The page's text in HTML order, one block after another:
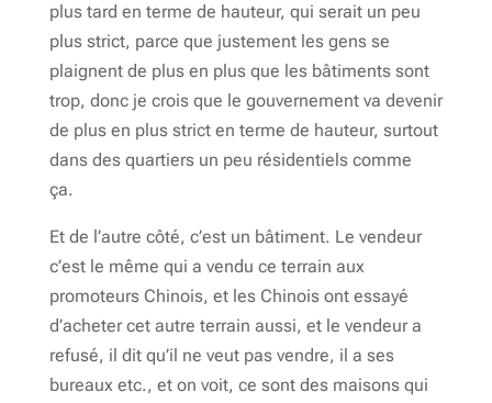
plus tard en terme de hauteur, qui serait un peu
plus strict, parce que justement les gens se
plaignent de plus en plus que les bâtiments sont
trop, donc je crois que le gouvernement va devenir
de plus en plus strict en terme de hauteur, surtout
dans des quartiers un peu résidentiels comme
ça.
Et de l’autre côté, c’est un bâtiment. Le vendeur
c’est le même qui a vendu ce terrain aux
promoteurs Chinois, et les Chinois ont essayé
d’acheter cet autre terrain aussi, et le vendeur a
refusé, il dit qu’il ne veut pas vendre, il a ses
bureaux etc., et on voit, ce sont des maisons qui